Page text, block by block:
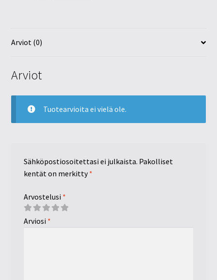
Arviot (0)
Arviot
Tuotearvioita ei vielä ole.
Sähköpostiosoitettasi ei julkaista. Pakolliset
kentät on merkitty*
Arvostelusi *
Arviosi *